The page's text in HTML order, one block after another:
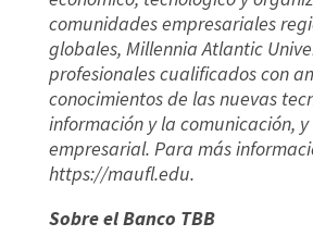
comunidades empresariales
globales, Millennia Atlantic
profesionales cualificados con
conocimientos de las nuevas
información y la comunicación,
empresarial. Para más
https://maufl.edu.
Sobre el Banco TBB